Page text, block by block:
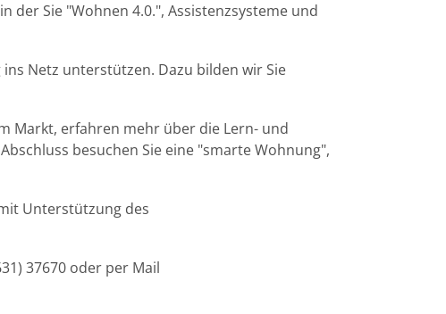
der Sie "Wohnen 4.0.", Assistenzsysteme und
Netz unterstützen. Dazu bilden wir Sie
Markt, erfahren mehr über die Lern- und
besuchen Sie eine "smarte Wohnung",
Unterstützung des
37670 oder per Mail